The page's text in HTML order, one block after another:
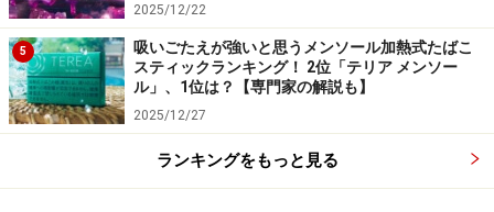
2025/12/22
5
吸いごたえが強いと思うメンソール加熱式たばこ
スティックランキング！ 2位「テリア メンソー
ル」、1位は？【専門家の解説も】
2025/12/27
ランキングをもっと見る